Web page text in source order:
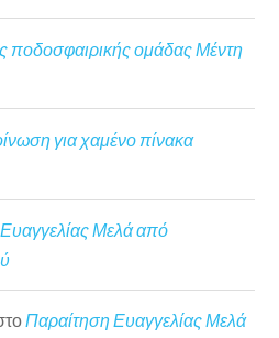
ποδοσφαιρικής ομάδας Μέντη
για χαμένο πίνακα
Μελά από
Παραίτηση Ευαγγελίας Μελά